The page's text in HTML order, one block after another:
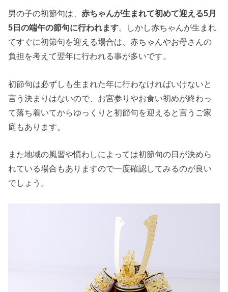
男の子の初節句は、赤ちゃんが生まれて初めて迎える5月
5日の端午の節句に行われます。しかし赤ちゃんが生まれ
てすぐに初節句を迎える場合は、赤ちゃんやお母さんの
負担を考えて翌年に行われる事が多いです。
初節句は必ずしも生まれた年に行わなければいけないと
言う決まりはないので、お宮参りやお食い初めが終わっ
て落ち着いてからゆっくりと初節句を迎えると言うご家
庭もあります。
また地域の風習や慣わしによっては初節句の日が決めら
れている場合もありますので一度確認してみるのが良い
でしょう。